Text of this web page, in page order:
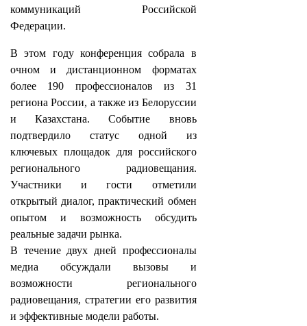
коммуникаций Российской
Федерации.
В этом году конференция собрала в
очном и дистанционном форматах
более 190 профессионалов из 31
региона России, а также из Белоруссии
и Казахстана. Событие вновь
подтвердило статус одной из
ключевых площадок для российского
регионального радиовещания.
Участники и гости отметили
открытый диалог, практический обмен
опытом и возможность обсудить
реальные задачи рынка.
В течение двух дней профессионалы
медиа обсуждали вызовы и
возможности регионального
радиовещания, стратегии его развития
и эффективные модели работы.